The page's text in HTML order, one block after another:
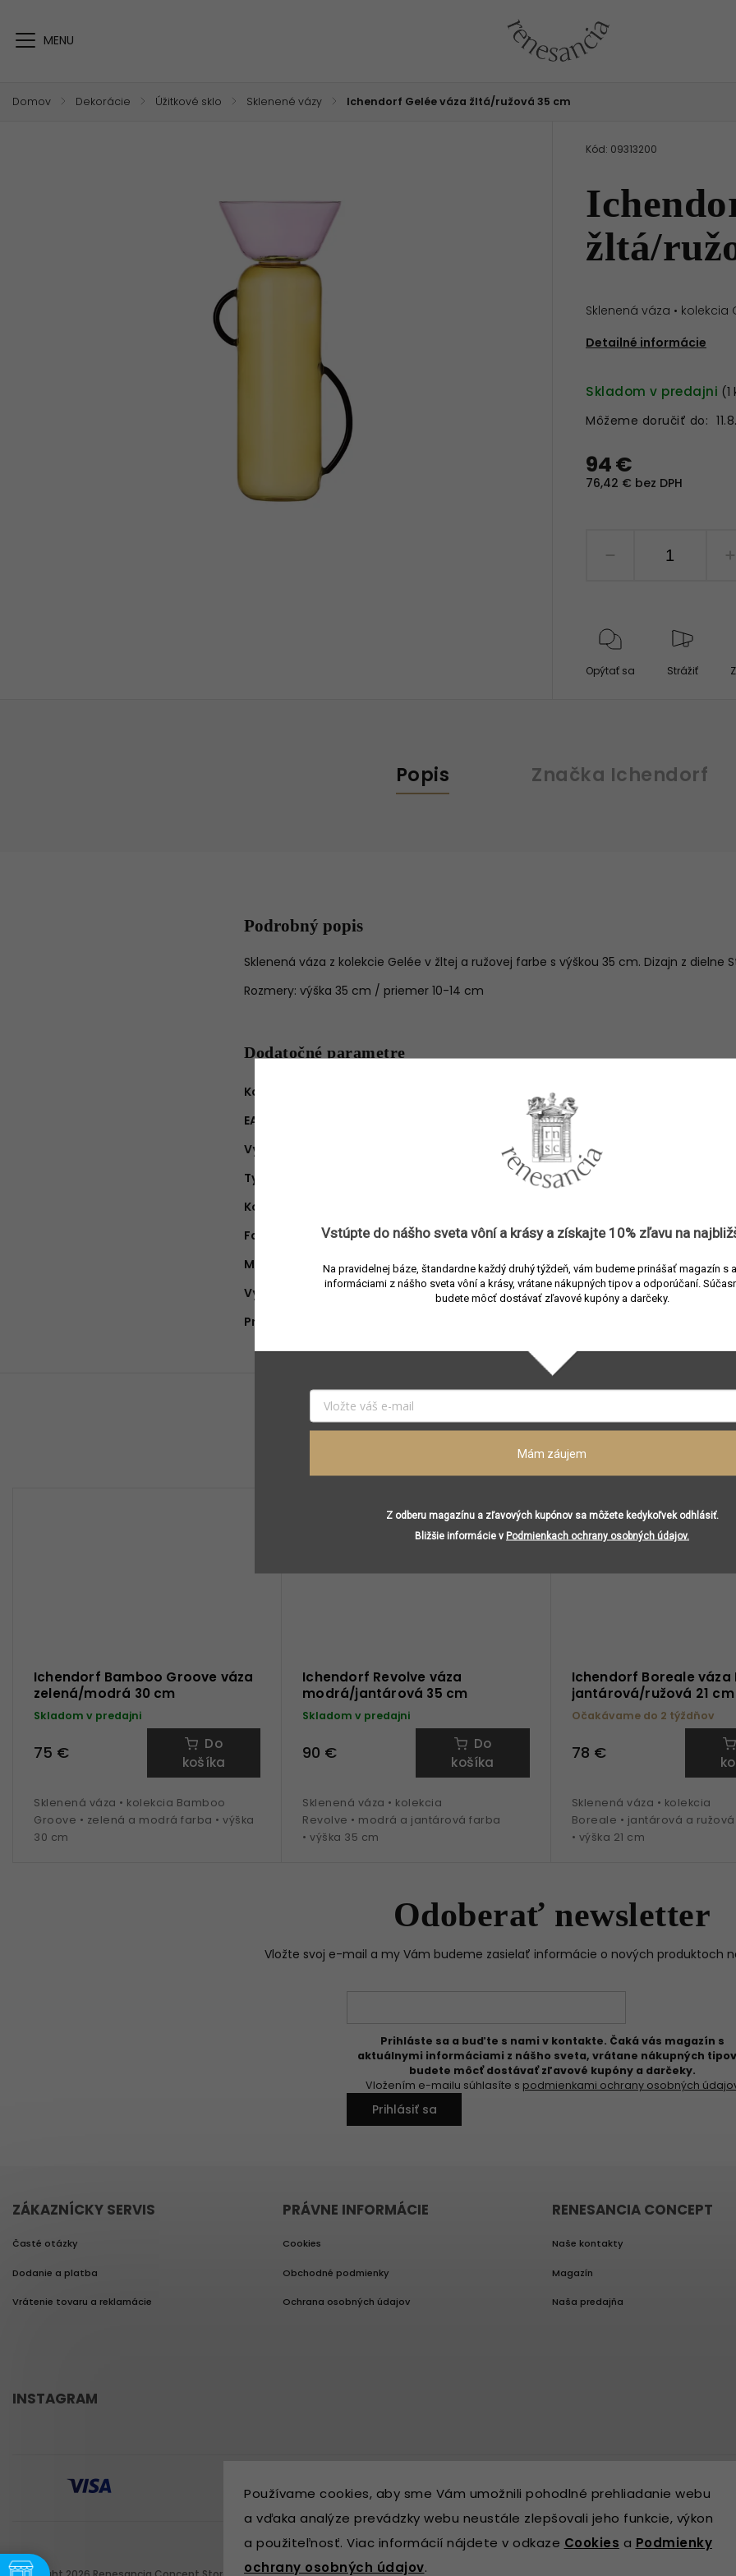
Používame cookies, aby sme Vám umožnili pohodlné prehliadanie webu
a vďaka analýze prevádzky webu neustále zlepšovali jeho funkcie, výkon
a použiteľnosť. Viac informácií nájdete v odkaze Cookies a Podmienky
ochrany osobných údajov.
Domov / Dekorácie / Úžitkové sklo / Sklenené vázy / Ichendorf Gelée váza žltá/ružová 35 cm
žltá/
Kód: 09313200
Sklenená váza • kolekcia
Detailné informácie
94 €
76,42 € bez DPH
Skladom v predajni (1
Môžeme doručiť do:
Opýtať sa Strážiť
Popis Značka Ichendorf
Podrobný popis
Sklenená váza z kolekcie Gelée v žltej a ružovej farbe s výškou 35 cm. Dizajn z dielne
Rozmery: výška 35 cm / priemer 10-14 cm
Dodatočné parametre
Kategória
EAN
Výrobca
Typ produktu
Kolekcia
Farba
Ružová,Žltá
Materiál
Sklo
Výška
35 cm
Priemer
Podobné (4)
Ichendorf Bamboo Groove váza
zelená/modrá 30 cm
Skladom v predajni
75 €
Do
košíka
Sklenená váza • kolekcia Bamboo
Groove • zelená a modrá farba • výška
30 cm
Ichendorf Revolve váza
modrá/jantárová 35 cm
Skladom v predajni
90 €
Do
košíka
Sklenená váza • kolekcia
Revolve • modrá a jantárová farba
• výška 35 cm
Ichendorf Boreale váza
jantárová/ružová 21 cm
Očakávame do 2 týždňov
78 €
Sklenená váza • kolekcia
Boreale • jantárová a
• výška 21 cm
Odoberať newsletter
Vložte svoj e-mail a my Vám budeme zasielať informácie o nových produktoch
Prihláste sa a buďte s nami v kontakte. Čaká vás magazín s
aktuálnymi informáciami z nášho sveta, vrátane nákupných
budete môcť dostávať zľavové kupóny a darčeky.
Vložením e-mailu súhlasíte s podmienkami ochrany osobných
Prihlásiť sa
ZÁKAZNÍCKY SERVIS
Časté otázky
Dodanie a platba
Vrátenie tovaru a reklamácie
PRÁVNE INFORMÁCIE
Cookies
Obchodné podmienky
Ochrana osobných údajov
RENESANCIA CONCEPT
Naše kontakty
Magazín
Naša predajňa
INSTAGRAM
Vstúpte do nášho sveta vôní a krásy a získajte 10% zľavu na
Na pravidelnej báze, štandardne každý druhý týždeň, vám budeme prinášať magazín s
informáciami z nášho sveta vôní a krásy, vrátane nákupných tipov a odporúčaní.
budete môcť dostávať zľavové kupóny a darčeky.
Mám záujem
Z odberu magazínu a zľavových kupónov sa môžete kedykoľvek odhlásiť.
Bližšie informácie v Podmienkach ochrany osobných údajov.